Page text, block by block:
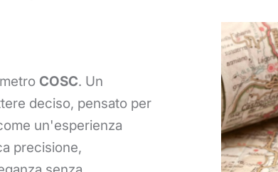
COSC. Un
deciso, pensato per
un'esperienza
precisione,